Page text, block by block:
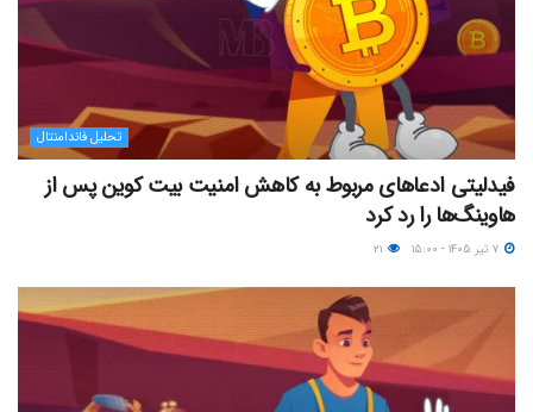
تحلیل فاندامنتال
فیدلیتی ادعاهای مربوط به کاهش امنیت بیت کوین پس از
هاوینگ‌ها را رد کرد